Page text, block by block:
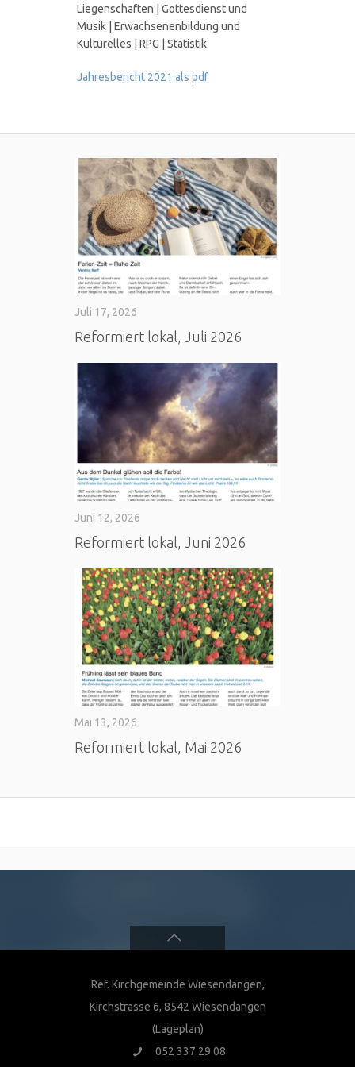
Liegenschaften | Gottesdienst und
Musik | Erwachsenenbildung und
Kulturelles | RPG | Statistik
Jahresbericht 2021 als pdf
Juli 17, 2026
Reformiert lokal, Juli 2026
Juni 12, 2026
Reformiert lokal, Juni 2026
Mai 13, 2026
Reformiert lokal, Mai 2026
Ref. Kirchgemeinde Wiesendangen,
Kirchstrasse 6, 8542 Wiesendangen
(Lageplan)
052 337 29 08